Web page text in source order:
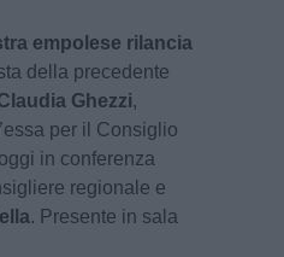
empolese rilancia
della precedente
Ghezzi,
per il Consiglio
in conferenza
regionale e
. Presente in sala